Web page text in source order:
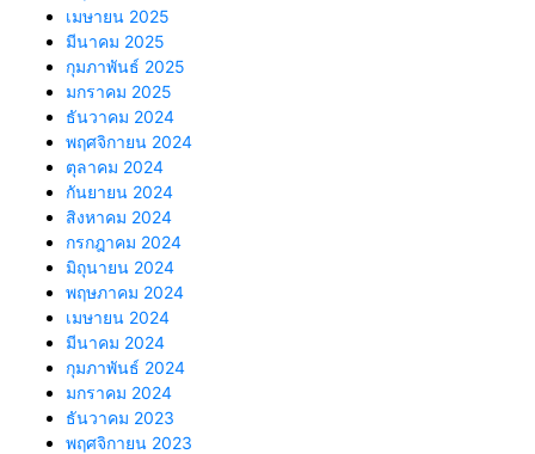
เมษายน 2025
มีนาคม 2025
กุมภาพันธ์ 2025
มกราคม 2025
ธันวาคม 2024
พฤศจิกายน 2024
ตุลาคม 2024
กันยายน 2024
สิงหาคม 2024
กรกฎาคม 2024
มิถุนายน 2024
พฤษภาคม 2024
เมษายน 2024
มีนาคม 2024
กุมภาพันธ์ 2024
มกราคม 2024
ธันวาคม 2023
พฤศจิกายน 2023